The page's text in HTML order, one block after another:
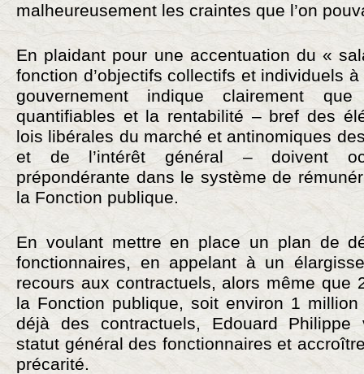
malheureusement les craintes que l’on
En plaidant pour une accentuation du «
fonction d’objectifs collectifs et individuels
gouvernement indique clairement
quantifiables et la rentabilité – bref des
lois libérales du marché et antinomiques
et de l’intérêt général – doivent
prépondérante dans le système de
la Fonction publique.
En voulant mettre en place un plan de
fonctionnaires, en appelant à un
recours aux contractuels, alors même que
la Fonction publique, soit environ 1
déjà des contractuels, Edouard Philippe
statut général des fonctionnaires et
précarité.